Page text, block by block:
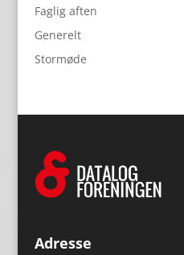
Faglig aften
Generelt
Stormøde
Adresse